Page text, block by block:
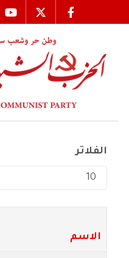
الفلاتر
عدد الإظهارات:
الاسم